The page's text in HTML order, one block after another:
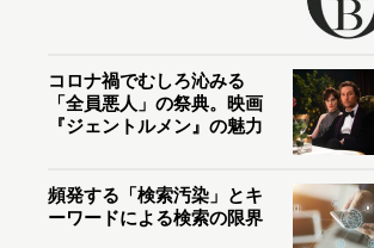
コロナ禍でむしろ沁みる
「全員悪人」の祭典。映画
『ジェントルメン』の魅力
頻発する「検索汚染」とキ
ーワードによる検索の限界